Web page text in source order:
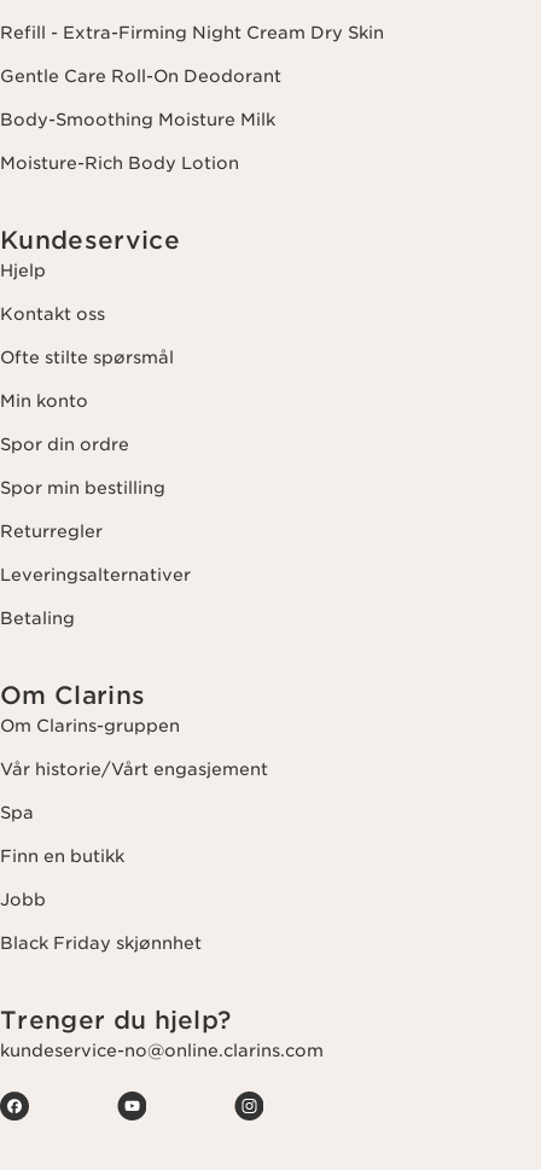
Refill - Extra-Firming Night Cream Dry Skin
Gentle Care Roll-On Deodorant
Body-Smoothing Moisture Milk
Moisture-Rich Body Lotion
Kundeservice
Hjelp
Kontakt oss
Ofte stilte spørsmål
Min konto
Spor din ordre
Spor min bestilling
Returregler
Leveringsalternativer
Betaling
Om Clarins
Om Clarins-gruppen
Vår historie/Vårt engasjement
Spa
Finn en butikk
Jobb
Black Friday skjønnhet
Trenger du hjelp?
kundeservice-no@online.clarins.com